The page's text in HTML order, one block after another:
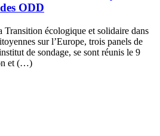
ODD
Transition écologique et solidaire dans
sur l’Europe, trois panels de
de sondage, se sont réunis le 9
et (…)